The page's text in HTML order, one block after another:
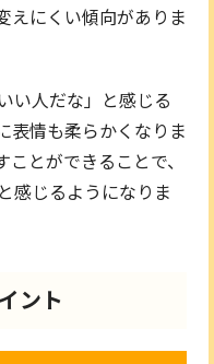
えにくい傾向がありま
い人だな」と感じる
表情も柔らかくなりま
とができることで、
感じるようになりま
ント